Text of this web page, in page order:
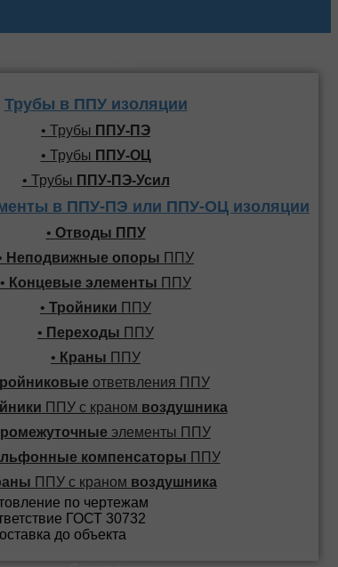
Трубы в ППУ изоляции
• Трубы ППУ-ПЭ
• Трубы ППУ-ОЦ
• Трубы ППУ-ПЭ-Усил
в ППУ-ПЭ или ППУ-ОЦ изоляции
• Отводы ППУ
Неподвижные опоры ППУ
• Концевые элементы ППУ
• Тройники ППУ
• Переходы ППУ
• Краны ППУ
ответвления ППУ
ППУ с краном воздушника
элементы ППУ
компенсаторы ППУ
ППУ с краном воздушника